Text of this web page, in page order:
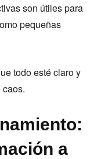
son útiles para
pequeñas
todo esté claro y
a